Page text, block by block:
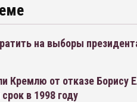
на выборы
Кремлю от отказе Борису
в 1998 году